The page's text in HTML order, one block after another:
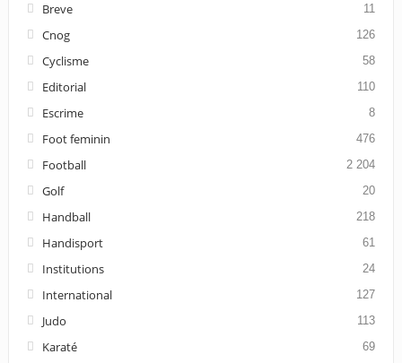
Breve 11
Cnog 126
Cyclisme 58
Editorial 110
Escrime 8
Foot feminin 476
Football 2 204
Golf 20
Handball 218
Handisport 61
Institutions 24
International 127
Judo 113
Karaté 69